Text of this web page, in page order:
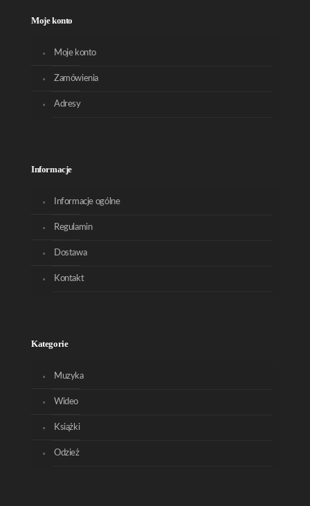
Moje konto
Moje konto
Zamówienia
Adresy
Informacje
Informacje ogólne
Regulamin
Dostawa
Kontakt
Kategorie
Muzyka
Wideo
Książki
Odzież